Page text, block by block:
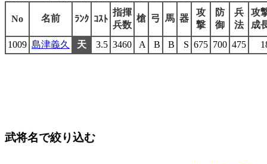
No 名前 ﾗﾝｸ ｺｽﾄ
指揮
兵数
槍 弓 馬 器
攻
撃
防
御
兵
法
攻
成
1009 島津義久 天 3.5 3460 A B B S 675 700 475
武将名で絞り込む